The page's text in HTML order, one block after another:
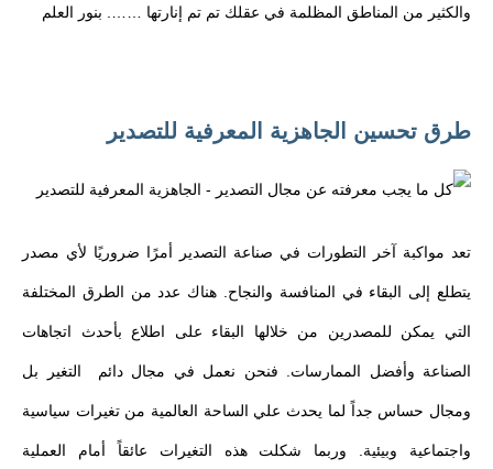
والكثير من المناطق المظلمة في عقلك تم تم إنارتها ……. بنور العلم
طرق تحسين الجاهزية المعرفية للتصدير
تعد مواكبة آخر التطورات في صناعة التصدير أمرًا ضروريًا لأي مصدر
يتطلع إلى البقاء في المنافسة والنجاح. هناك عدد من الطرق المختلفة
التي يمكن للمصدرين من خلالها البقاء على اطلاع بأحدث اتجاهات
الصناعة وأفضل الممارسات. فنحن نعمل في مجال دائم التغير بل
ومجال حساس جداً لما يحدث علي الساحة العالمية من تغيرات سياسية
واجتماعية وبيئية. وربما شكلت هذه التغيرات عائقاً أمام العملية